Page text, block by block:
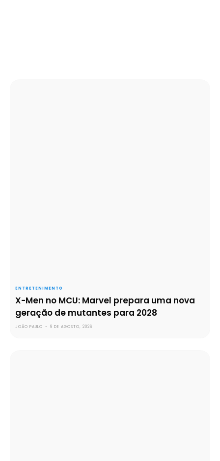
ENTRETENIMENTO
X-Men no MCU: Marvel prepara uma nova
geração de mutantes para 2028
JOÃO PAULO - 9 DE AGOSTO, 2026